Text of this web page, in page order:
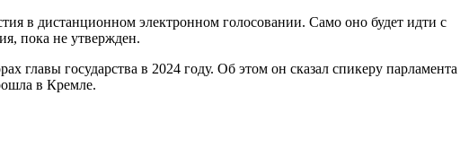
в дистанционном электронном голосовании. Само оно будет идти с
пока не утвержден.
государства в 2024 году. Об этом он сказал спикеру парламента
в Кремле.